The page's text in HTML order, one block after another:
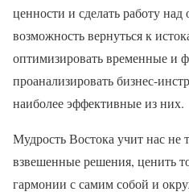
ценности и сделать работу
возможность вернуться к
оптимизировать временные и
проанализировать бизнес-
наиболее эффективные из них.
Мудрость Востока учит нас не
взвешенные решения, ценить
гармонии с самим собой и